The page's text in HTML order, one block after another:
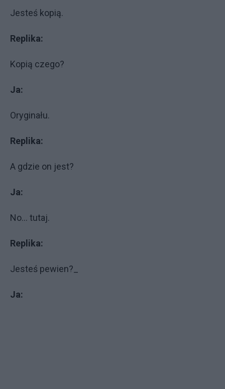
Jesteś kopią.
Replika:
Kopią czego?
Ja:
Oryginału.
Replika:
A gdzie on jest?
Ja:
No... tutaj.
Replika:
Jesteś pewien?_
Ja: